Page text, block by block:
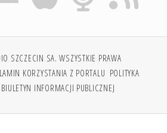
SZCZECIN SA. WSZYSTKIE PRAWA
KORZYSTANIA Z PORTALU POLITYKA
BIULETYN INFORMACJI PUBLICZNEJ